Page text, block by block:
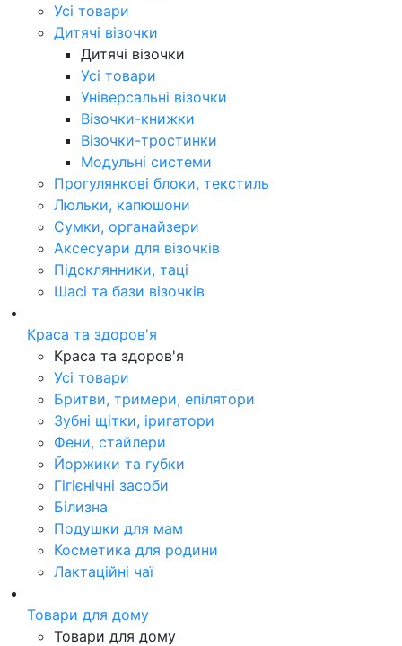
Усі товари
Дитячі візочки
Дитячі візочки
Усі товари
Універсальні візочки
Візочки-книжки
Візочки-тростинки
Модульні системи
Прогулянкові блоки, текстиль
Люльки, капюшони
Сумки, органайзери
Аксесуари для візочків
Підсклянники, таці
Шасі та бази візочків
Краса та здоров'я
Краса та здоров'я
Усі товари
Бритви, тримери, епілятори
Зубні щітки, іригатори
Фени, стайлери
Йоржики та губки
Гігієнічні засоби
Білизна
Подушки для мам
Косметика для родини
Лактаційні чаї
Товари для дому
Товари для дому